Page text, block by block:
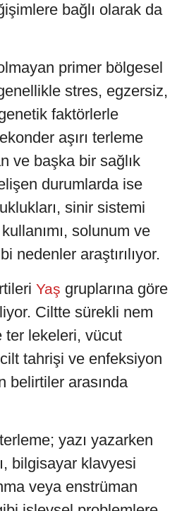
bağlı olarak da
primer bölgesel
stres, egzersiz,
genetik faktörlerle
aşırı terleme
ve başka bir sağlık
durumlarda ise
sinir sistemi
solunum ve
nedenler araştırılıyor.
Yaş gruplarına göre
Ciltte sürekli nem
ter lekeleri, vücut
tahrişi ve enfeksiyon
belirtiler arasında
yazı yazarken
bilgisayar klavyesi
veya enstrüman